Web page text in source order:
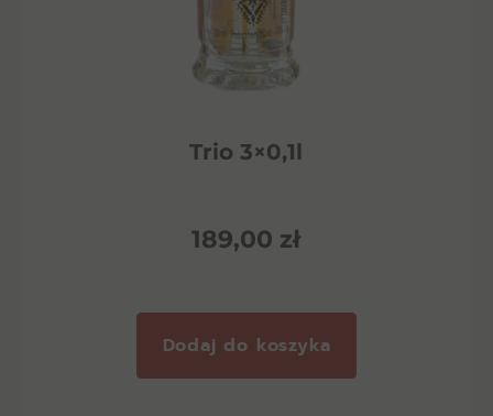
Trio 3×0,1l
189,00 zł
Dodaj do koszyka